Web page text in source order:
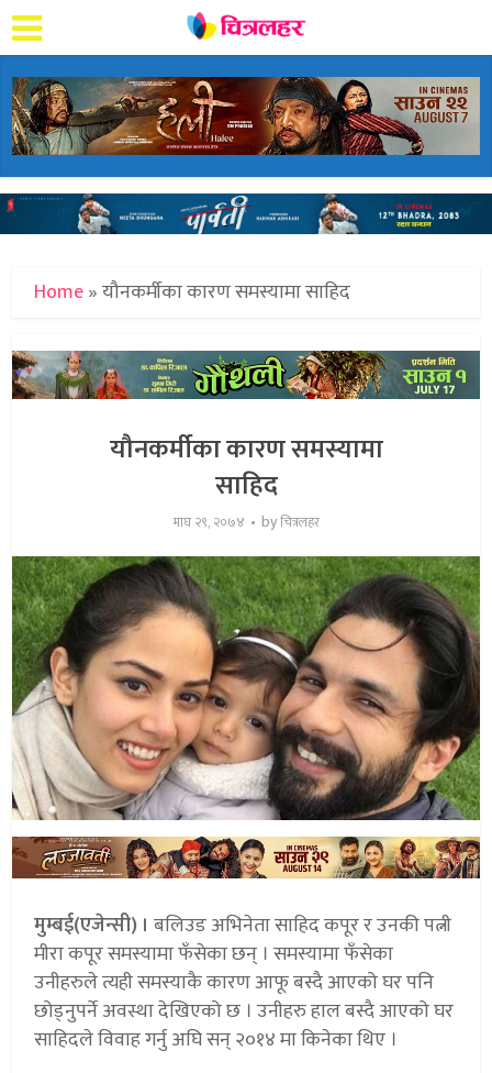
Home»यौनकर्मीका कारण समस्यामा साहिद
यौनकर्मीका कारण समस्यामा
साहिद
माघ २९, २०७४ byचित्रलहर
मुम्बई(एजेन्सी) । बलिउड अभिनेता साहिद कपूर र उनकी पत्नी
मीरा कपूर समस्यामा फँसेका छन् । समस्यामा फँसेका
उनीहरुले त्यही समस्याकै कारण आफू बस्दै आएको घर पनि
छोड्नुपर्ने अवस्था देखिएको छ । उनीहरु हाल बस्दै आएको घर
साहिदले विवाह गर्नु अघि सन् २०१४ मा किनेका थिए ।